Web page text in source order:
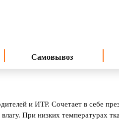
Самовывоз
и ИТР. Сочетает в себе
При низких температурах